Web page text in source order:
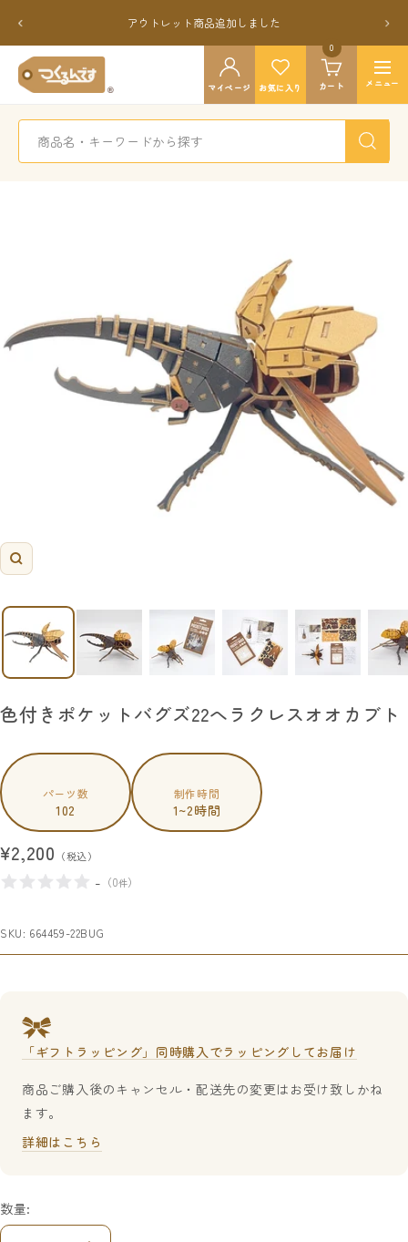
テ
戻
る
アウトレット商品追加しました
次
へ
つ
く
ん
す
マイページ お気に入り カート
0
ナ
ビ
ゲ
シ
メニュー
ズ
ム
イ
ン
色付きポケットバグズ22へラクレスオオカブト
パーツ数
102
制作時間
1~2時間
セ
ー
価
格
¥2,200 （税込）
- （0件）
SKU: 664459-22BUG
「ギフトラッピング」同時購入でラッピングしてお届け
商品ご購入後のキャンセル・配送先の変更はお受け致しかね
ます。
詳細はこちら
数量: